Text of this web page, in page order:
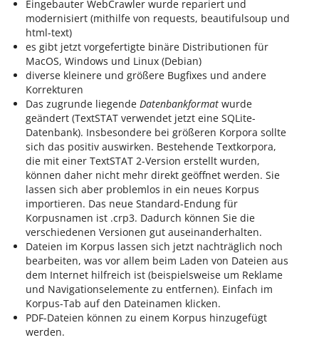
Eingebauter WebCrawler wurde repariert und
modernisiert (mithilfe von requests, beautifulsoup und
html-text)
es gibt jetzt vorgefertigte binäre Distributionen für
MacOS, Windows und Linux (Debian)
diverse kleinere und größere Bugfixes und andere
Korrekturen
Das zugrunde liegende Datenbankformat wurde
geändert (TextSTAT verwendet jetzt eine SQLite-
Datenbank). Insbesondere bei größeren Korpora sollte
sich das positiv auswirken. Bestehende Textkorpora,
die mit einer TextSTAT 2-Version erstellt wurden,
können daher nicht mehr direkt geöffnet werden. Sie
lassen sich aber problemlos in ein neues Korpus
importieren. Das neue Standard-Endung für
Korpusnamen ist .crp3. Dadurch können Sie die
verschiedenen Versionen gut auseinanderhalten.
Dateien im Korpus lassen sich jetzt nachträglich noch
bearbeiten, was vor allem beim Laden von Dateien aus
dem Internet hilfreich ist (beispielsweise um Reklame
und Navigationselemente zu entfernen). Einfach im
Korpus-Tab auf den Dateinamen klicken.
PDF-Dateien können zu einem Korpus hinzugefügt
werden.